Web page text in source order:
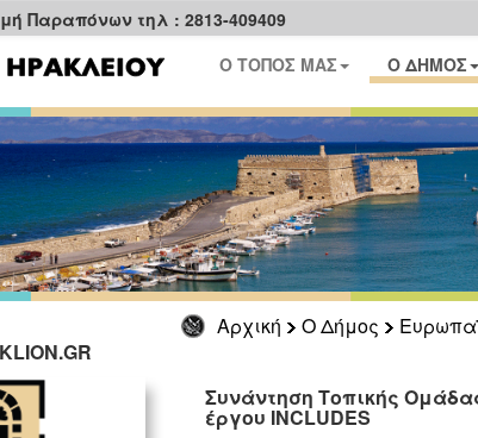
Παραπόνων τηλ : 2813-409409
Ο ΤΟΠΟΣ ΜΑΣ Ο ΔΗΜΟΣ
Αρχική Ο Δήμος
Συνάντηση Τοπικής
έργου INCLUDES